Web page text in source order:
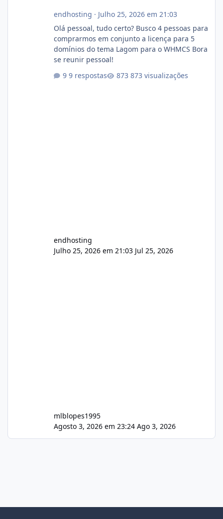
endhosting · Julho 25, 2026 em 21:03
Olá pessoal, tudo certo? Busco 4 pessoas para
comprarmos em conjunto a licença para 5
domínios do tema Lagom para o WHMCS Bora
se reunir pessoal!
9 respostas
873 visualizações
endhosting
Julho 25, 2026 em 21:03 Jul 25, 2026
mlblopes1995
Agosto 3, 2026 em 23:24 Ago 3, 2026